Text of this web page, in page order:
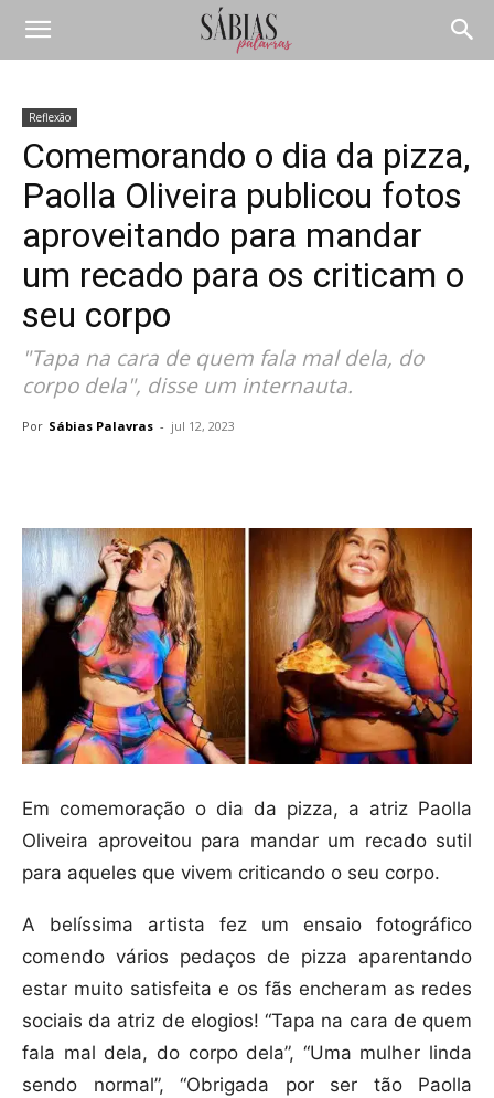
Reflexão
Comemorando o dia da pizza,
Paolla Oliveira publicou fotos
aproveitando para mandar
um recado para os criticam o
seu corpo
"Tapa na cara de quem fala mal dela, do
corpo dela", disse um internauta.
Por Sábias Palavras - jul 12, 2023
Em comemoração o dia da pizza, a atriz Paolla
Oliveira aproveitou para mandar um recado sutil
para aqueles que vivem criticando o seu corpo.
A belíssima artista fez um ensaio fotográfico
comendo vários pedaços de pizza aparentando
estar muito satisfeita e os fãs encheram as redes
sociais da atriz de elogios! “Tapa na cara de quem
fala mal dela, do corpo dela”, “Uma mulher linda
sendo normal”, “Obrigada por ser tão Paolla